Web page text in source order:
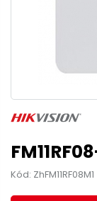
Kód: ZhFM11RF08M1